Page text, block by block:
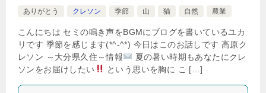
ありがとう
クレソン 季節 山 猫 自然 農業
こんにちは セミの鳴き声をBGMにブログを書いているユカ
リです 季節を感じます(*^-^*) 今日はこのお話しです 高原ク
レソン ～大分県久住～情報
夏の暑い時期もあなたにクレ
ソンをお届けしたい
という思いを胸に こ […]